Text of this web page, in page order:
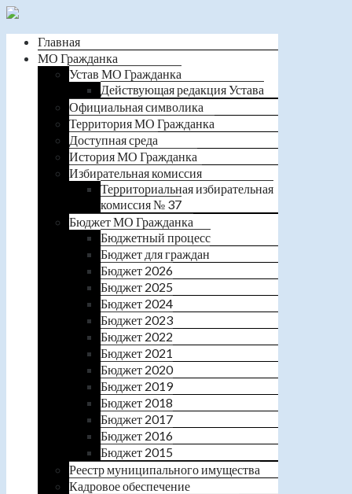
Главная
МО Гражданка
Устав МО Гражданка
Действующая редакция Устава
Официальная символика
Территория МО Гражданка
Доступная среда
История МО Гражданка
Избирательная комиссия
Территориальная избирательная
комиссия № 37
Бюджет МО Гражданка
Бюджетный процесс
Бюджет для граждан
Бюджет 2026
Бюджет 2025
Бюджет 2024
Бюджет 2023
Бюджет 2022
Бюджет 2021
Бюджет 2020
Бюджет 2019
Бюджет 2018
Бюджет 2017
Бюджет 2016
Бюджет 2015
Реестр муниципального имущества
Кадровое обеспечение